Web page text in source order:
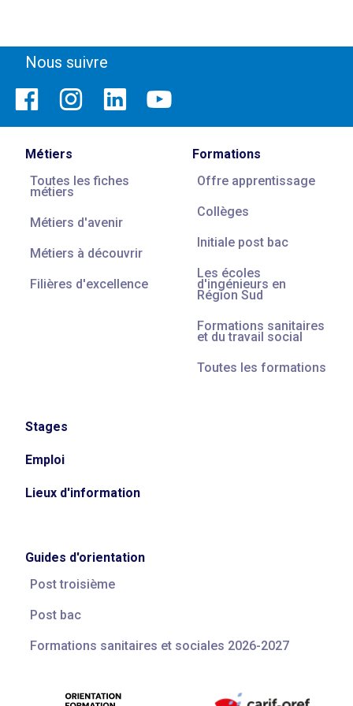
Nous suivre
Métiers
Toutes les fiches
métiers
Métiers d'avenir
Métiers à découvrir
Filières d'excellence
Formations
Offre apprentissage
Collèges
Initiale post bac
Les écoles
d'ingénieurs en
Région Sud
Formations sanitaires
et du travail social
Toutes les formations
Stages
Emploi
Lieux d'information
Guides d'orientation
Post troisième
Post bac
Formations sanitaires et sociales 2026-2027